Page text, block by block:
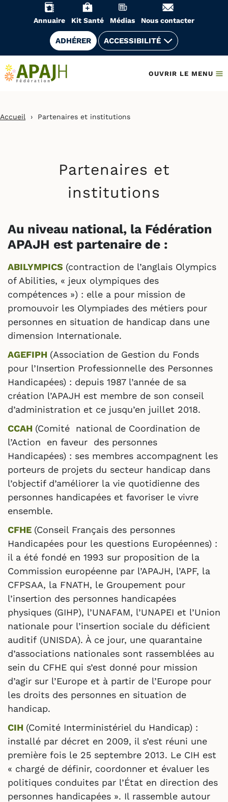
Annuaire Kit Santé Médias Nous contacter
ADHÉRER ACCESSIBILITÉ
OUVRIR LE MENU
Accueil › Partenaires et institutions
Partenaires et
institutions
Au niveau national, la Fédération
APAJH est partenaire de :
ABILYMPICS (contraction de l’anglais Olympics
of Abilities, « jeux olympiques des
compétences ») : elle a pour mission de
promouvoir les Olympiades des métiers pour
personnes en situation de handicap dans une
dimension Internationale.
AGEFIPH (Association de Gestion du Fonds
pour l’Insertion Professionnelle des Personnes
Handicapées) : depuis 1987 l’année de sa
création l’APAJH est membre de son conseil
d’administration et ce jusqu’en juillet 2018.
CCAH (Comité national de Coordination de
l’Action en faveur des personnes
Handicapées) : ses membres accompagnent les
porteurs de projets du secteur handicap dans
l’objectif d’améliorer la vie quotidienne des
personnes handicapées et favoriser le vivre
ensemble.
CFHE (Conseil Français des personnes
Handicapées pour les questions Européennes) :
il a été fondé en 1993 sur proposition de la
Commission européenne par l’APAJH, l’APF, la
CFPSAA, la FNATH, le Groupement pour
l’insertion des personnes handicapées
physiques (GIHP), l’UNAFAM, l’UNAPEI et l’Union
nationale pour l’insertion sociale du déficient
auditif (UNISDA). À ce jour, une quarantaine
d’associations nationales sont rassemblées au
sein du CFHE qui s’est donné pour mission
d’agir sur l’Europe et à partir de l’Europe pour
les droits des personnes en situation de
handicap.
CIH (Comité Interministériel du Handicap) :
installé par décret en 2009, il s’est réuni une
première fois le 25 septembre 2013. Le CIH est
« chargé de définir, coordonner et évaluer les
politiques conduites par l’État en direction des
personnes handicapées ». Il rassemble autour